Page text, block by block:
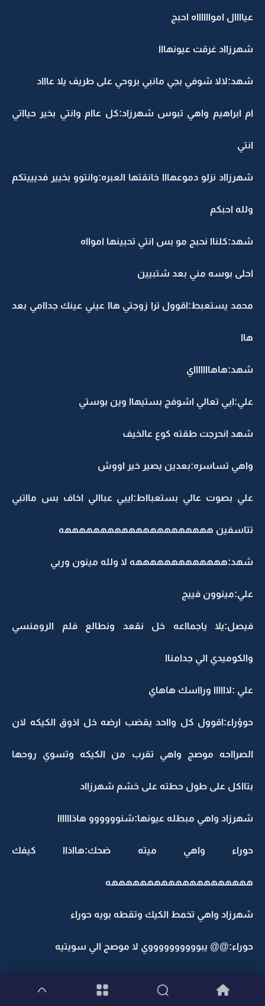
عياااال اموااااااه احبج
شهرزااد غرقت عيونهااا
شهد:لالا شوفي بجي مانبي بروحي على طريف يلا عاااد
ام ابراهيم واهي تبوس شهرزاد:كل عاام وانتي بخير حيااتي
انتي
شهرزااد نزلو دموعهااا خانقتها العبره:وانتوو بخيير فديييتكم
ولله احبكم
شهد:كلناا نحبج مو بس انتي تحبينها اموااه
احلى بوسه مني بعد شتبيين
محمد يستعبط:اقوول ترا زوجتي هاا عيني عينك جداامي بعد
هاا
شهد:هاهاااااااي
علي:ايي تعالي اشوفج بستيهاا وين بوستي
شهد انحرجت طقته كوع عالخيف
واهي تساسره:بعدين يصير خير اووش
علي بصوت عالي بستعبااط:اييي عباالي اخاف بس مااتبي
تتاسفين هههههههههههههههههههههه
شهد:هههههههههههههه لا ولله مينون وربي
علي:مينوون فييج
فيصل:يلا ياجمااعه خل نقعد ونطالع فلم الرومنسي
والكوميدي الي جدامناا
علي :لاااااا ورااسك هاهاي
حوؤراء:اقوول كل وااحد يقضب ارضه خل اذوق الكيكه لان
الصرااحه موصج واهي تقرب من الكيكه وتسوي روحها
بتااكل على طول حطته على خشم شهرزااد
شهرزاد واهي مبطله عيونها:شنوووووو هاذاااااا
حوراء واهي ميته ضحك:هااذاا كيفك
ههههههههههههههههههههه
شهرزاد واهي تخمط الكيك وتقطه بويه حوراء
حوراء:@@ يبووووووووووي لا موصج الي سويتيه